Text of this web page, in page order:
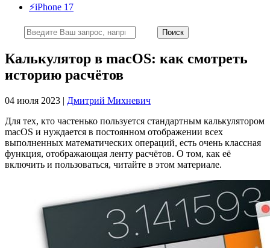
⚡️iPhone 17
Калькулятор в macOS: как смотреть
историю расчётов
04 июля 2023 | Дмитрий Михневич
Для тех, кто частенько пользуется стандартным калькулятором
macOS и нуждается в постоянном отображении всех
выполненных математических операций, есть очень классная
функция, отображающая ленту расчётов. О том, как её
включить и пользоваться, читайте в этом материале.